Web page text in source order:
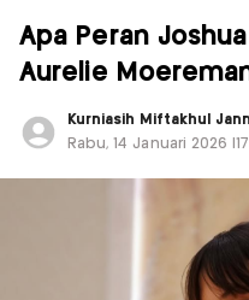
Apa Peran
Aurelie
Kurniasih Miftakhul
Rabu, 14 Januari 2026